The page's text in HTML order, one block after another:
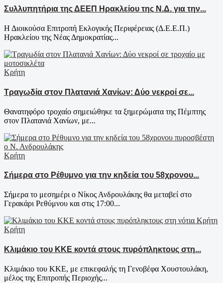
Συλλυπητήρια της ΔΕΕΠ Ηρακλείου της Ν.Δ. για την...
Η Διοικούσα Επιτροπή Εκλογικής Περιφέρειας (Δ.Ε.Ε.Π.)
Ηρακλείου της Νέας Δημοκρατίας...
Κρήτη
Τραγωδία στον Πλατανιά Χανίων: Δύο νεκροί σε...
Θανατηφόρο τροχαίο σημειώθηκε τα ξημερώματα της Πέμπτης
στον Πλατανιά Χανίων, με...
Κρήτη
Σήμερα στο Ρέθυμνο για την κηδεία του 58χρονου...
Σήμερα το μεσημέρι ο Νίκος Ανδρουλάκης θα μεταβεί στο
Γερακάρι Ρεθύμνου και στις 17:00...
Κρήτη
Κλιμάκιο του ΚΚΕ κοντά στους πυρόπληκτους στη...
Κλιμάκιο του ΚΚΕ, με επικεφαλής τη Γενοβέφα Χουστουλάκη,
μέλος της Επιτροπής Περιοχής...